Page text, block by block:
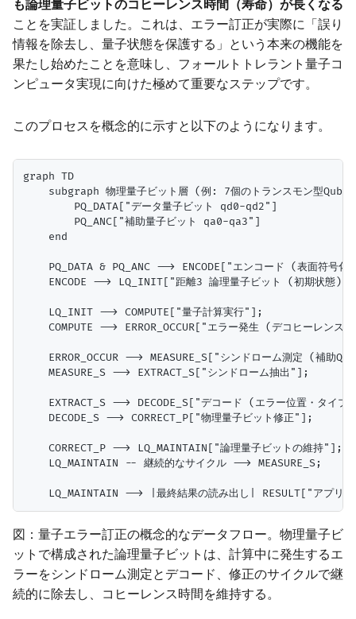
も論理量子ビットのコヒーレンス時間（寿命）が長くなる
ことを実証しました。これは、エラー訂正が実際に「誤り
情報を除去し、量子状態を保護する」という本来の機能を
果たし始めたことを意味し、フォールトトレラント量子コ
ンピュータ実現に向けた極めて重要なステップです。
このプロセスを概念的に示すと以下のようになります。
graph TD
subgraph 物理量子ビット層 (例: 7個のトランスモン型
        PQ_DATA["データ量子ビット qd0-qd2"]
        PQ_ANC["補助量子ビット qa0-qa3"]
    end
PQ_DATA & PQ_ANC --> ENCODE["エンコード (表面符号化
ENCODE --> LQ_INIT["距離3 論理量子ビット (初期状態
    LQ_INIT --> COMPUTE["量子計算実行"];
COMPUTE --> ERROR_OCCUR["エラー発生 (デコヒーレンス
ERROR_OCCUR --> MEASURE_S["シンドローム測定 (補助
    MEASURE_S --> EXTRACT_S["シンドローム抽出"];
EXTRACT_S --> DECODE_S["デコード (エラー位置・タイプ
    DECODE_S --> CORRECT_P["物理量子ビット修正"];
    CORRECT_P --> LQ_MAINTAIN["論理量子ビットの維持"];
    LQ_MAINTAIN -- 継続的なサイクル --> MEASURE_S;
図：量子エラー訂正の概念的なデータフロー。物理量子ビ
ットで構成された論理量子ビットは、計算中に発生するエ
ラーをシンドローム測定とデコード、修正のサイクルで継
続的に除去し、コヒーレンス時間を維持する。